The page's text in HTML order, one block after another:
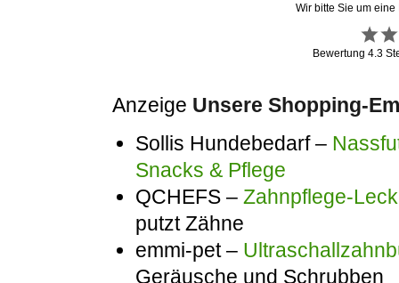
Wir bitte Sie um
Bewertung4.3
Anzeige Unsere Shopping-
Sollis Hundebedarf –
Snacks & Pflege
QCHEFS – Zahnpflege-
putzt Zähne
emmi-pet –
Geräusche und Schrubben